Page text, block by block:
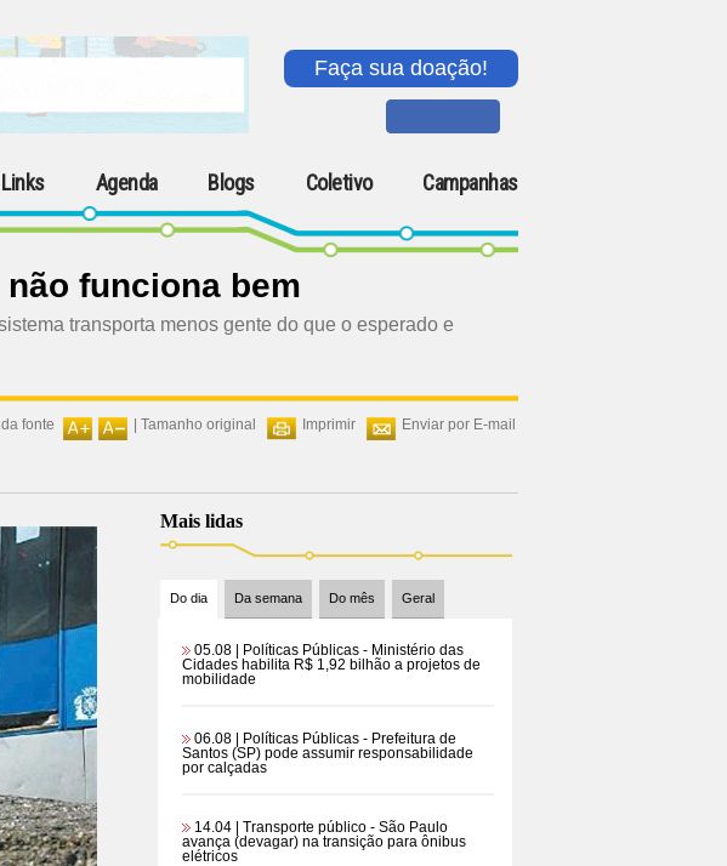
Faça sua doação!
Links Agenda Blogs Coletivo Campanhas
funciona bem
transporta menos gente do que o esperado e
Enviar por E-mail
Imprimir
fonte Tamanho original
Mais lidas
Do dia Da semana Do mês Geral
05.08 | Políticas Públicas - Ministério das
Cidades habilita R$ 1,92 bilhão a projetos de
mobilidade
06.08 | Políticas Públicas - Prefeitura de
Santos (SP) pode assumir responsabilidade
por calçadas
14.04 | Transporte público - São Paulo
avança (devagar) na transição para ônibus
elétricos